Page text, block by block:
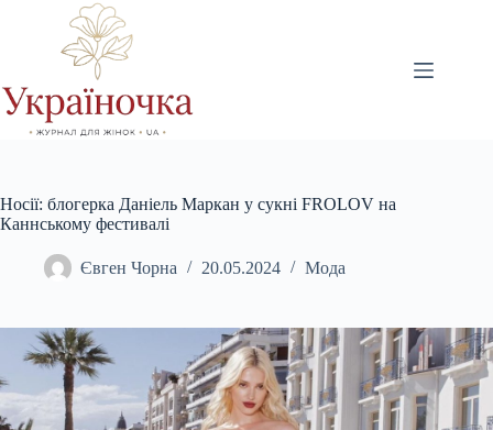
Носії: блогерка Даніель Маркан у сукні FROLOV на
Каннському фестивалі
Євген Чорна 20.05.2024 Мода